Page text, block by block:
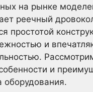
на рынке
реечный
простотой
и
и
оборудования.